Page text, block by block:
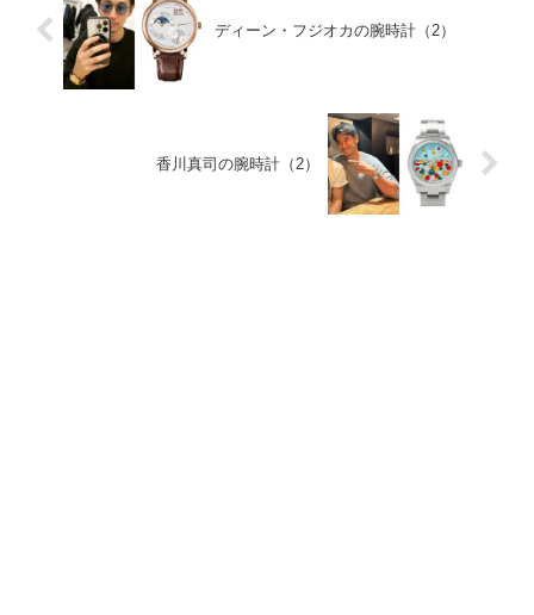
ディーン・フジオカの腕時計（2）
香川真司の腕時計（2）